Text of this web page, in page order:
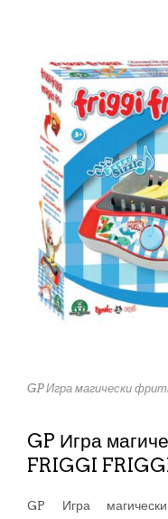
GP Игра магически
GP Игра
FRIGGI
GP Игра